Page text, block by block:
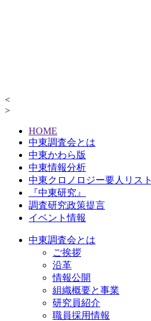
<
>
HOME
中東調査会とは
中東かわら版
中東情報分析
中東クロノロジー要人リスト
『中東研究』
調査研究政策提言
イベント情報
中東調査会とは
ご挨拶
沿革
情報公開
組織概要と事業
研究員紹介
職員採用情報